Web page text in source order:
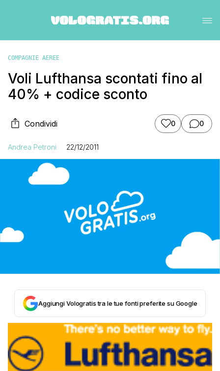
COMPAGNIE AEREE
Voli Lufthansa scontati fino al
40% + codice sconto
Condividi 0 0
Andrea Petroni 22/12/2011
Aggiungi Vologratis tra le tue fonti preferite su Google